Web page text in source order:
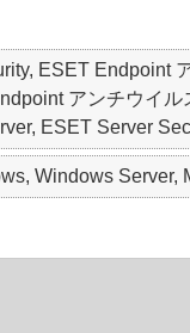
ESET Endpoint
アンチウイ
ESET Server
Windows Server,